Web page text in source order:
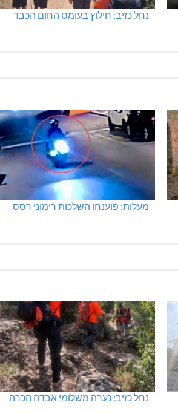
נחל כזיב: חילוץ בעומס החום הכבד
מעלות: פוענחו השלכות רימוני רסס
נחל כזיב: נערה משלומי אבדה הכרה